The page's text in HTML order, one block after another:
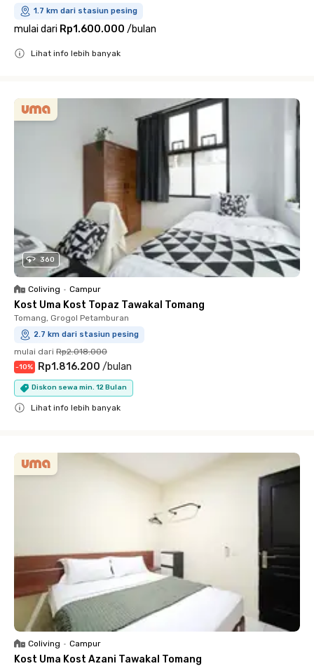
1.7 km dari stasiun pesing
mulai dari Rp1.600.000 /bulan
Lihat info lebih banyak
360
Coliving • Campur
Kost Uma Kost Topaz Tawakal Tomang
Tomang, Grogol Petamburan
2.7 km dari stasiun pesing
mulai dari Rp2.018.000
-10% Rp1.816.200 /bulan
Diskon sewa min. 12 Bulan
Lihat info lebih banyak
Coliving • Campur
Kost Uma Kost Azani Tawakal Tomang